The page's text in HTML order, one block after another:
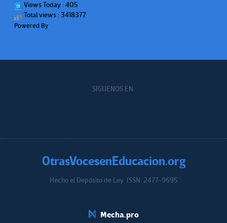
Views Today : 405
Total views : 3418377
Powered By
SÍGUENOS EN:
OtrasVocesenEducacion.org
Hecho el Depósito de Ley. ISSN: 2477-9695
Mecha.pro